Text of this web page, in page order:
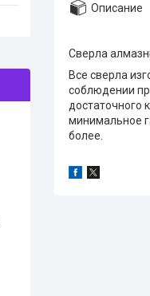
Описание
Сверла
Все сверла
соблюдении
достаточного
минимальное
более.